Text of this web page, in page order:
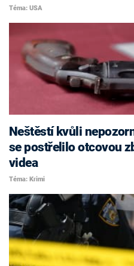
Téma: USA
Neštěstí kvůli
se postřelilo otcovou
videa
Téma: Krimi